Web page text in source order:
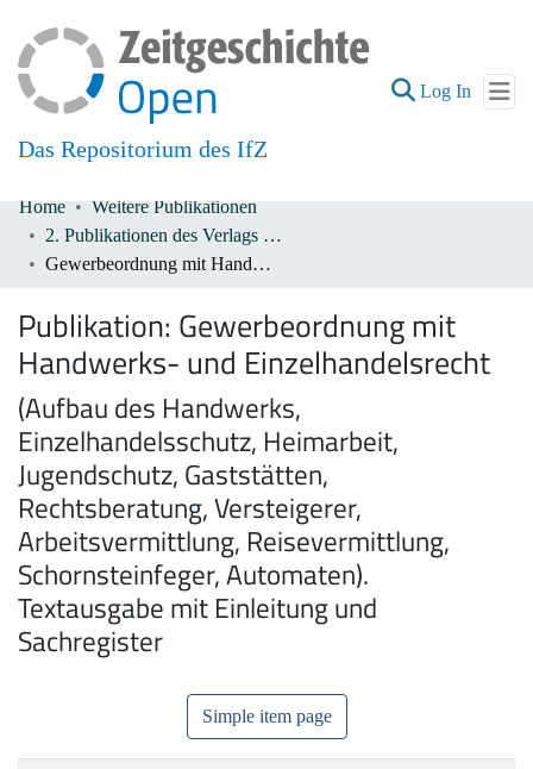
Das Repositorium des IfZ
Log In (current)
Communities & Collections
All of DSpace
Home
Weitere Publikationen
2. Publikationen des Verlags De Gruyter 1933-1945
Gewerbeordnung mit Handwerks- und Einzelhandelsrecht
Publikation: Gewerbeordnung mit
Handwerks- und Einzelhandelsrecht
(Aufbau des Handwerks,
Einzelhandelsschutz, Heimarbeit,
Jugendschutz, Gaststätten,
Rechtsberatung, Versteigerer,
Arbeitsvermittlung, Reisevermittlung,
Schornsteinfeger, Automaten).
Textausgabe mit Einleitung und
Sachregister
Simple item page